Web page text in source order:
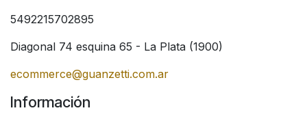
5492215702895
Diagonal 74 esquina 65 - La Plata (1900)
ecommerce@guanzetti.com.ar
Información